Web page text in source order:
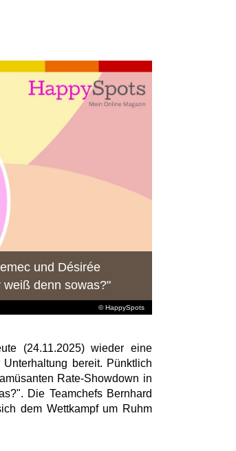
© HappySpots
und Désirée
weiß denn sowas?"
(24.11.2025) wieder eine
bereit. Pünktlich
Rate-Showdown in
Die Teamchefs Bernhard
dem Wettkampf um Ruhm